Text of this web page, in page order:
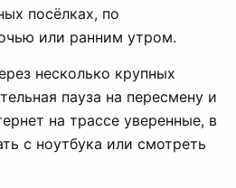
посёлках, по
или ранним утром.
несколько крупных
пауза на пересмену и
на трассе уверенные, в
с ноутбука или смотреть